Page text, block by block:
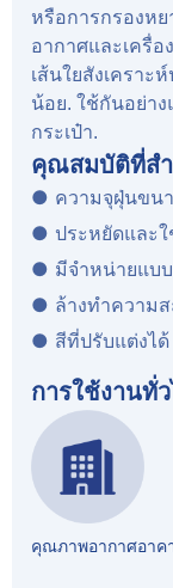
หรือการกรองห
อากาศและเครื่
เส้นใยสังเครา
น้อย. ใช้กันอย่า
กระเป๋า.
คุณสมบัติที่ส
● ความจุฝุ่นขน
● ประหยัดและใ
● มีจำหน่ายแบ
● ล้างทำความส
● สีที่ปรับแต่งได้
การใช้งานทั่
คุณภาพอากาศอา